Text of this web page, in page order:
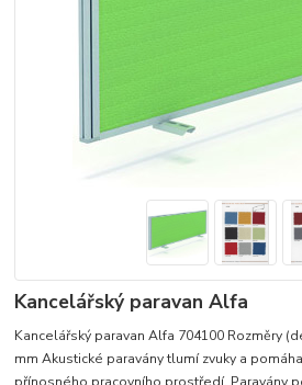
Kancelářský paravan Alfa
Kancelářský paravan Alfa 704100 Rozměry
mm Akustické paravány tlumí zvuky a